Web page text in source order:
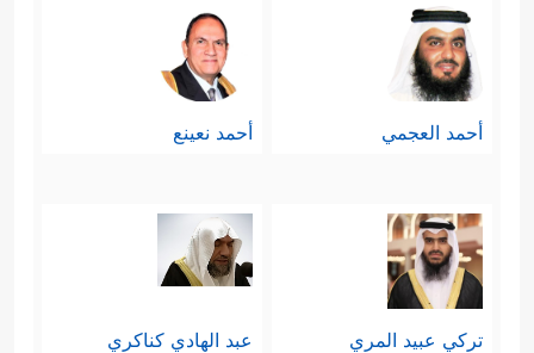
أحمد العجمي أحمد نعينع
تركي عبيد المري عبد الهادي كناكري